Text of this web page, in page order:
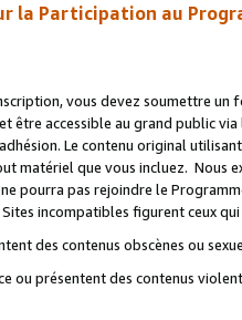
la Participation au
vous devez soumettre
être accessible au grand public
Le contenu original
matériel que vous incluez. Nous
pourra pas rejoindre le
incompatibles figurent ceux
des contenus obscènes ou
ou présentent des contenus